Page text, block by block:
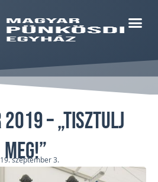
– „Tisztulj
meg!”
szeptember 3.